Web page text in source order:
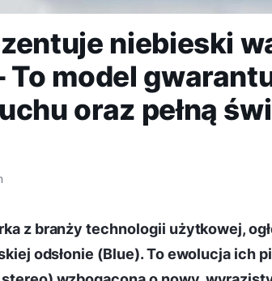
niebieski
To model
oraz pełną
z branży technologii użytkowej,
odsłonie (Blue). To ewolucja ich